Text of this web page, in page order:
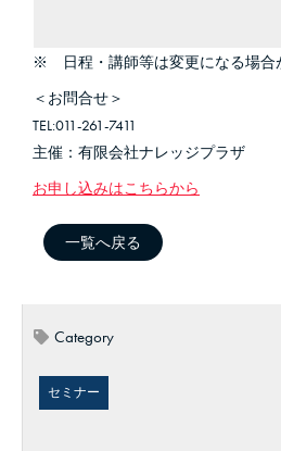
※ 日程・講師等は変更になる場合
＜お問合せ＞
TEL:011-261-7411
主催：有限会社ナレッジプラザ
お申し込みはこちらから
一覧へ戻る
Category
セミナー